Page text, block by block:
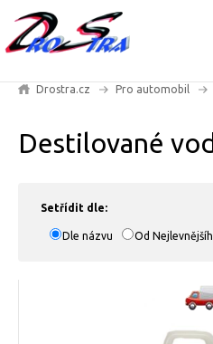
Drostra.cz Pro automobil
Destilované
Setřídit dle:
Dle názvu Od